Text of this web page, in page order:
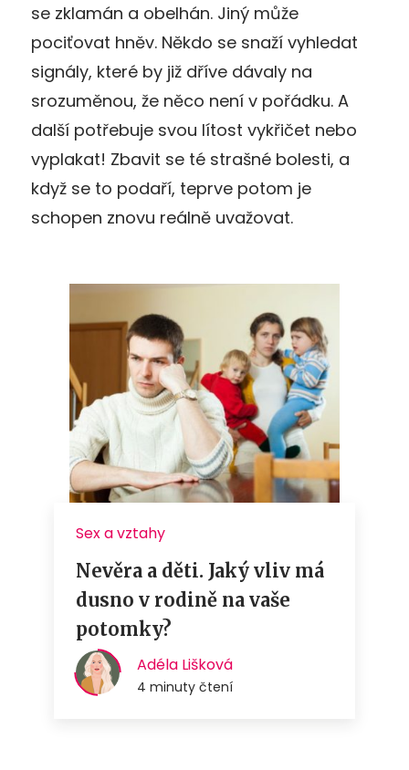
se zklamán a obelhán. Jiný může
pociťovat hněv. Někdo se snaží vyhledat
signály, které by již dříve dávaly na
srozuměnou, že něco není v pořádku. A
další potřebuje svou lítost vykřičet nebo
vyplakat! Zbavit se té strašné bolesti, a
když se to podaří, teprve potom je
schopen znovu reálně uvažovat.